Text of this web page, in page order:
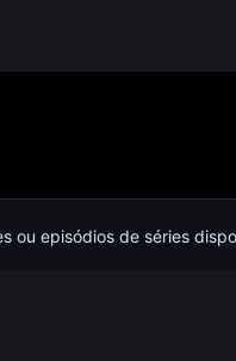
ou episódios de séries